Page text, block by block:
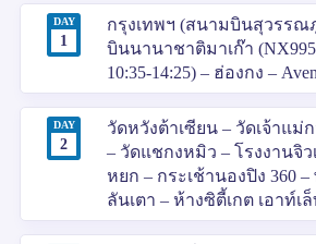
DAY
1
กรุงเทพฯ (สนามบินสุวรรณ
บินนานาชาติมาเก๊า
10:35-14:25) – ฮ่องกง –
DAY
2
วัดหวังต้าเซียน – วัดเจ้าแม่
– วัดแชกงหมิว – โรงงานจิว
หยก – กระเช้านองปิง 360
ลันเตา – ห้างซิตี้เกต เอาท์เ